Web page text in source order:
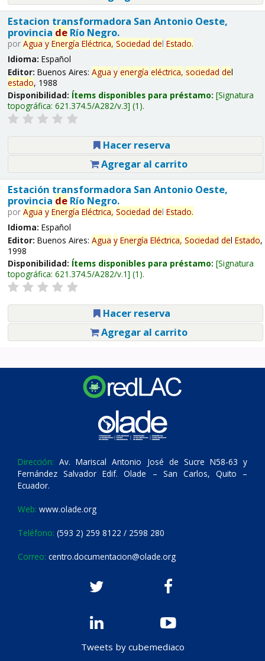
Estacion transformadora San Antonio Oeste,
provincia deRío Negro.
por Agua y Energía Eléctrica, Sociedad del Estado.
Idioma: Español
Editor: Buenos Aires: Agua y energía eléctrica, sociedad del
estado, 1988
Disponibilidad: Ítems disponibles para préstamo: Signatura
topográfica: 621.374.5/A282/v.3 (1).
Hacer reserva
Agregar al carrito
Estación transformadora San Antonio Oeste,
provincia deRío Negro.
por Agua y Energía Eléctrica, Sociedad del Estado.
Idioma: Español
Editor: Buenos Aires: Agua y Energía Eléctrica, Sociedad del Estado,
1998
Disponibilidad: Ítems disponibles para préstamo: Signatura
topográfica: 621.374.5/A282/v.1 (1).
Hacer reserva
Agregar al carrito
Dirección: Av. Mariscal Antonio José de Sucre N58-63 y
Fernández Salvador Edif. Olade – San Carlos, Quito –
Ecuador.
Web: www.olade.org
Teléfono: (593 2) 259 8122 / 2598 280
Correo: centro.documentacion@olade.org
Tweets by cubemediaco